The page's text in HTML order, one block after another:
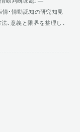
・情動認知の研究知見
、意義と限界を整理し、